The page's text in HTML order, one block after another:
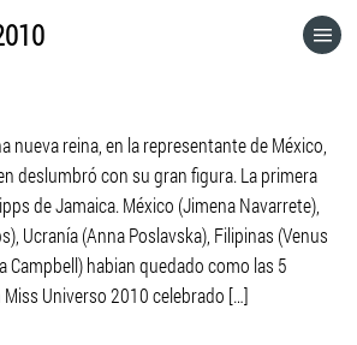
nueva reina, en la representante de México,
deslumbró con su gran figura. La primera
de Jamaica. México (Jimena Navarrete),
Ucranía (Anna Poslavska), Filipinas (Venus
Campbell) habian quedado como las 5
Universo 2010 celebrado […]
IR A
VISITA EL SITIO WEB